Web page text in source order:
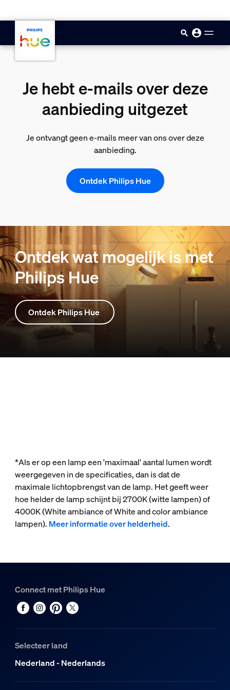
Je hebt e-mails over deze
aanbieding uitgezet
Je ontvangt geen e-mails meer van ons over deze
aanbieding.
Ontdek Philips Hue
Ontdek wat mogelijk is met
Philips Hue
Ontdek Philips Hue
*Als er op een lamp een 'maximaal' aantal lumen wordt
weergegeven in de specificaties, dan is dat de
maximale lichtopbrengst van de lamp. Het geeft weer
hoe helder de lamp schijnt bij 2700K (witte lampen) of
4000K (White ambiance of White and color ambiance
lampen). Meer informatie over helderheid.
Connect met Philips Hue
Selecteer land
Nederland - Nederlands